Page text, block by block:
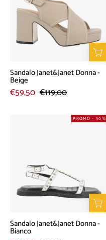
-
Beige
Sandalo Janet&Janet Donna -
Beige
€59,50 €119,00
Sandalo
Bianco
PROMO - 30%
Sandalo Janet&Janet Donna -
Bianco